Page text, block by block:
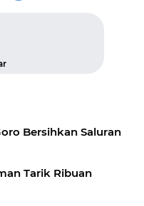
Bersihkan Saluran
Tarik Ribuan